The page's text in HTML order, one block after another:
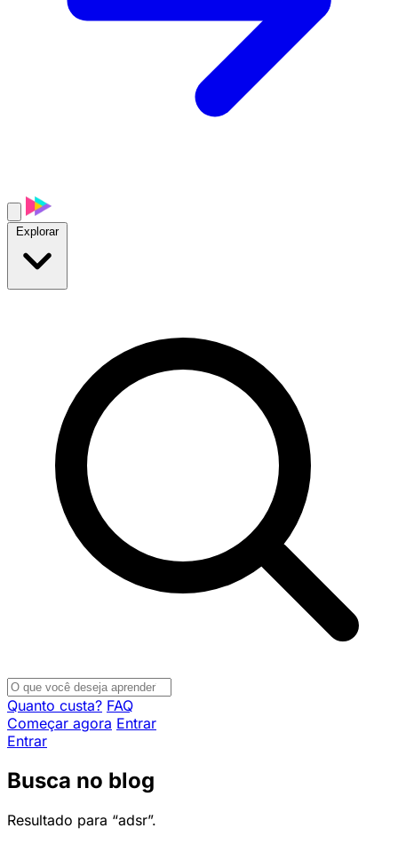
Explorar
Quanto custa? FAQ
Começar agora Entrar
Entrar
Busca no blog
Resultado para “adsr”.